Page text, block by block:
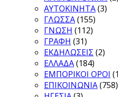
ΑΥΤΟΚΙΝΗΤΑ(3)
ΓΛΩΣΣΑ(155)
ΓΝΩΣΗ (112)
ΓΡΑΦΗ (31)
ΕΚΔΗΛΩΣΕΙΣ (2)
ΕΛΛΑΔΑ(184)
ΕΜΠΟΡΙΚΟΙ ΟΡΟΙ
ΕΠΙΚΟΙΝΩΝΙΑ(758)